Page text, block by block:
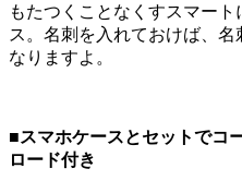
もたつくことなくすスマー
ス。名刺を入れておけば、
なりますよ。
■スマホケースとセットでコ
ロード付き